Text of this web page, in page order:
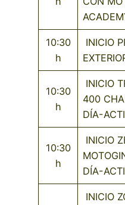
10:30
h
INICIO
10:30
h
INICIO
400
DÍA-
10:30
h
INICIO
DÍA-
INICIO